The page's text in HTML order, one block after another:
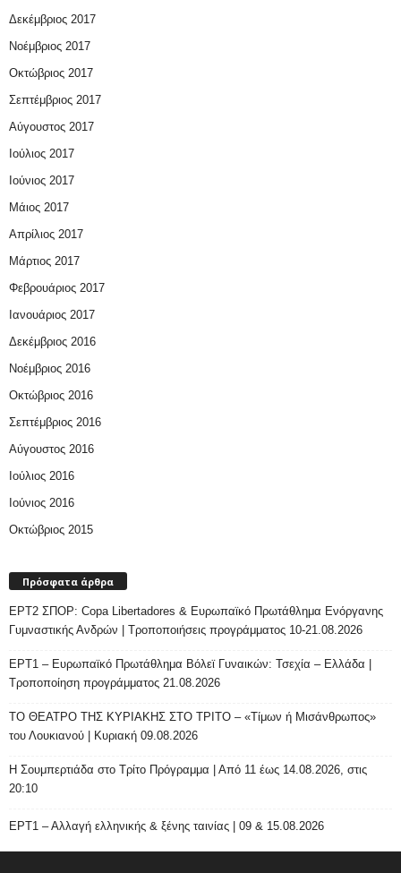
Δεκέμβριος 2017
Νοέμβριος 2017
Οκτώβριος 2017
Σεπτέμβριος 2017
Αύγουστος 2017
Ιούλιος 2017
Ιούνιος 2017
Μάιος 2017
Απρίλιος 2017
Μάρτιος 2017
Φεβρουάριος 2017
Ιανουάριος 2017
Δεκέμβριος 2016
Νοέμβριος 2016
Οκτώβριος 2016
Σεπτέμβριος 2016
Αύγουστος 2016
Ιούλιος 2016
Ιούνιος 2016
Οκτώβριος 2015
Πρόσφατα άρθρα
ΕΡΤ2 ΣΠΟΡ: Copa Libertadores & Ευρωπαϊκό Πρωτάθλημα Ενόργανης
Γυμναστικής Ανδρών | Τροποποιήσεις προγράμματος 10-21.08.2026
ΕΡΤ1 – Ευρωπαϊκό Πρωτάθλημα Βόλεϊ Γυναικών: Τσεχία – Ελλάδα |
Τροποποίηση προγράμματος 21.08.2026
ΤΟ ΘΕΑΤΡΟ ΤΗΣ ΚΥΡΙΑΚΗΣ ΣΤΟ ΤΡΙΤΟ – «Τίμων ή Μισάνθρωπος»
του Λουκιανού | Κυριακή 09.08.2026
H Σουμπερτιάδα στο Τρίτο Πρόγραμμα | Από 11 έως 14.08.2026, στις
20:10
ΕΡΤ1 – Αλλαγή ελληνικής & ξένης ταινίας | 09 & 15.08.2026